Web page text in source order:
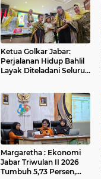
Ketua Golkar Jabar:
Perjalanan Hidup Bahlil
Layak Diteladani Seluruh
Margaretha : Ekonomi
Jabar Triwulan II 2026
Tumbuh 5,73 Persen,